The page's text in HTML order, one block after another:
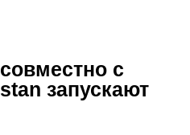
с
запускают